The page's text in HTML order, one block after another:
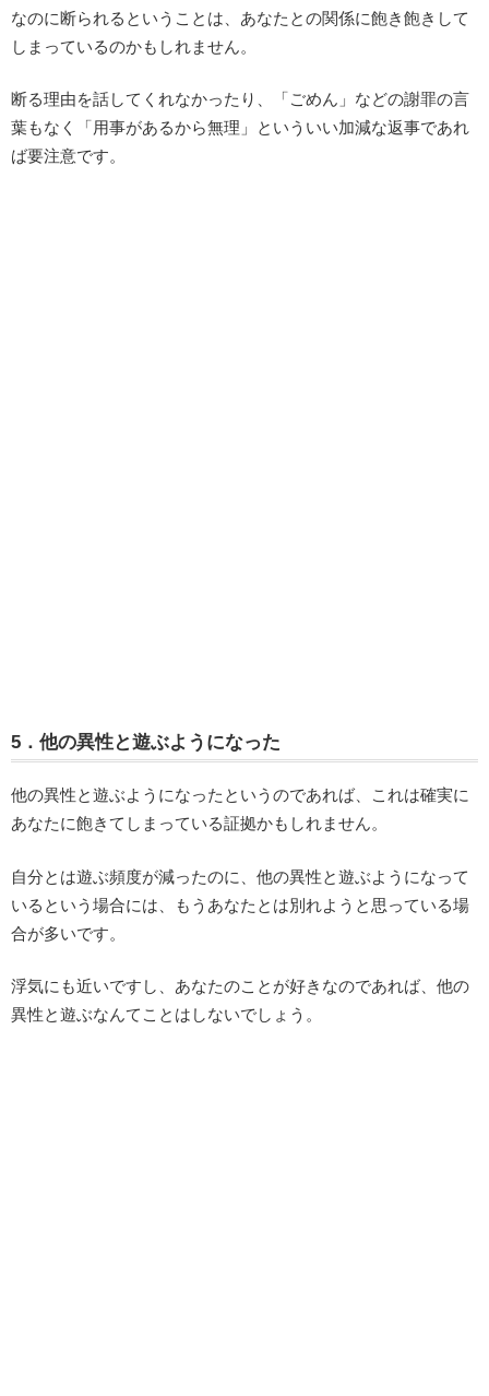
なのに断られるということは、あなたとの関係に飽き飽きして
しまっているのかもしれません。
断る理由を話してくれなかったり、「ごめん」などの謝罪の言
葉もなく「用事があるから無理」といういい加減な返事であれ
ば要注意です。
5．他の異性と遊ぶようになった
他の異性と遊ぶようになったというのであれば、これは確実に
あなたに飽きてしまっている証拠かもしれません。
自分とは遊ぶ頻度が減ったのに、他の異性と遊ぶようになって
いるという場合には、もうあなたとは別れようと思っている場
合が多いです。
浮気にも近いですし、あなたのことが好きなのであれば、他の
異性と遊ぶなんてことはしないでしょう。